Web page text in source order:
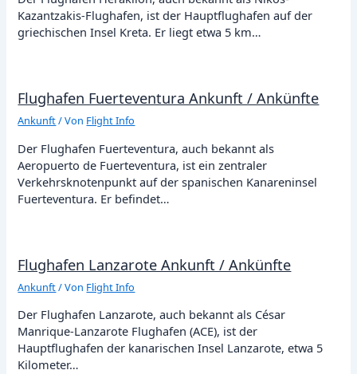
Kazantzakis-Flughafen, ist der Hauptflughafen auf der
griechischen Insel Kreta. Er liegt etwa 5 km…
Flughafen Fuerteventura Ankunft / Ankünfte
Ankunft/ Von Flight Info
Der Flughafen Fuerteventura, auch bekannt als
Aeropuerto de Fuerteventura, ist ein zentraler
Verkehrsknotenpunkt auf der spanischen Kanareninsel
Fuerteventura. Er befindet…
Flughafen Lanzarote Ankunft / Ankünfte
Ankunft/ Von Flight Info
Der Flughafen Lanzarote, auch bekannt als César
Manrique-Lanzarote Flughafen (ACE), ist der
Hauptflughafen der kanarischen Insel Lanzarote, etwa 5
Kilometer…